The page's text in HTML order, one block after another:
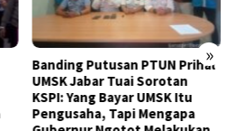
»
Bertemu Bupati Bogor,
Kantongi Rekomendasi Ini
Terkait Putusan PTUN
Bandung